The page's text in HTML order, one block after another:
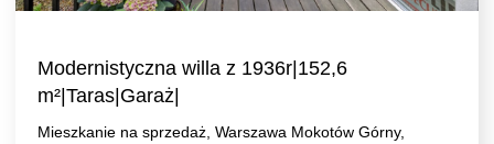
Modernistyczna willa z 1936r|152,6
m²|Taras|Garaż|
Mieszkanie na sprzedaż, Warszawa Mokotów Górny,